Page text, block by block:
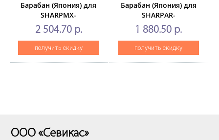
Барабан (Япония) для
SHARPMX-
2600N/3100N/4100N/5000N/4101N/5001N
(CET), 100000стр.,
CET7664
2 504.70 р.
получить скидку
Барабан (Япония) для
SHARPAR-
M208/M235/M270/M275/
M260/M310 (CET), 100000
стр., CET7690
1 880.50 р.
получить скидку
ООО «Севикас»